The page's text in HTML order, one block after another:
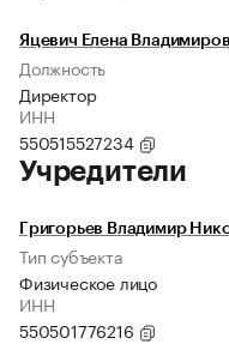
Яцевич Елена
Должность
Директор
ИНН
550515527234
Учредители
Григорьев Владимир
Тип субъекта
Физическое лицо
ИНН
550501776216